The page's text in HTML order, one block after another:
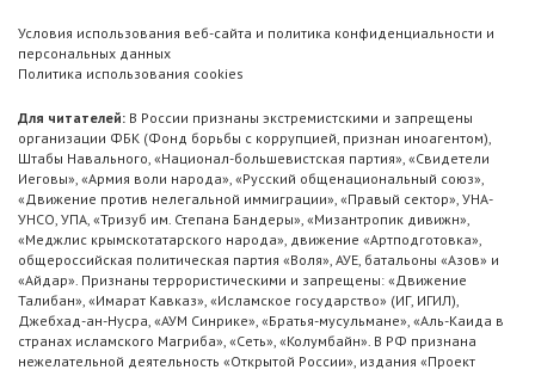
Условия использования веб-сайта и политика конфиденциальности и
персональных данных
Политика использования cookies
Для читателей: В России признаны экстремистскими и запрещены
организации ФБК (Фонд борьбы с коррупцией, признан иноагентом),
Штабы Навального, «Национал-большевистская партия», «Свидетели
Иеговы», «Армия воли народа», «Русский общенациональный союз»,
«Движение против нелегальной иммиграции», «Правый сектор», УНА-
УНСО, УПА, «Тризуб им. Степана Бандеры», «Мизантропик дивижн»,
«Меджлис крымскотатарского народа», движение «Артподготовка»,
общероссийская политическая партия «Воля», АУЕ, батальоны «Азов» и
«Айдар». Признаны террористическими и запрещены: «Движение
Талибан», «Имарат Кавказ», «Исламское государство» (ИГ, ИГИЛ),
Джебхад-ан-Нусра, «АУМ Синрике», «Братья-мусульмане», «Аль-Каида в
странах исламского Магриба», «Сеть», «Колумбайн». В РФ признана
нежелательной деятельность «Открытой России», издания «Проект